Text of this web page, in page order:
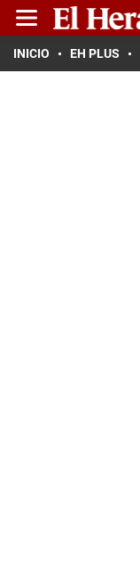
INICIO EH PLUS